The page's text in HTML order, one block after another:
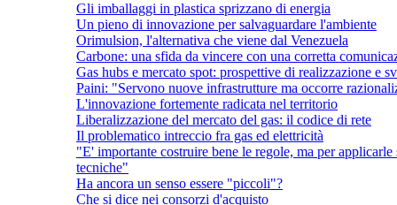
Gli imballaggi in plastica sprizzano di energia
Un pieno di innovazione per salvaguardare l'ambiente
Orimulsion, l'alternativa che viene dal Venezuela
Carbone: una sfida da vincere con una corretta
Gas hubs e mercato spot: prospettive di realizzazione e
Paini: "Servono nuove infrastrutture ma occorre
L'innovazione fortemente radicata nel territorio
Liberalizzazione del mercato del gas: il codice di rete
Il problematico intreccio fra gas ed elettricità
"E' importante costruire bene le regole, ma per
tecniche"
Ha ancora un senso essere "piccoli"?
Che si dice nei consorzi d'acquisto